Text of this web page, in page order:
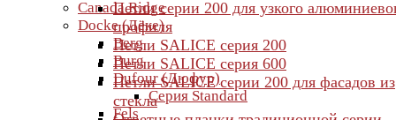
Canada Ridge
Docke (Дёке)
Berg
Burg
Dufour (Дюфур)
Серия Standard
Fels
Петли серии 200 для узкого
профиля
Петли SALICE серия 200
Петли SALICE серия 600
Петли SALICE серии 200 для фасадов из
стекла